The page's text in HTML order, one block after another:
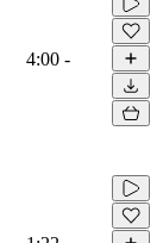
4:00 -